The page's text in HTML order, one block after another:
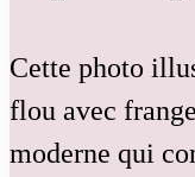
Cette photo
flou avec
moderne qui